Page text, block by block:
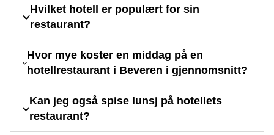
Hvilket hotell er populært for sin
restaurant?
Hvor mye koster en middag på en
hotellrestaurant i Beveren i gjennomsnitt?
Kan jeg også spise lunsj på hotellets
restaurant?